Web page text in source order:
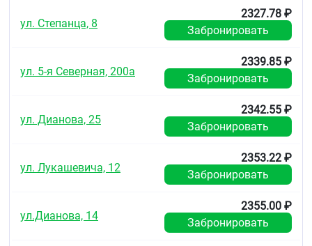
ул. Степанца, 8
2327.78 ₽
Забронировать
ул. 5-я Северная, 200а
2339.85 ₽
Забронировать
ул. Дианова, 25
2342.55 ₽
Забронировать
ул. Лукашевича, 12
2353.22 ₽
Забронировать
ул.Дианова, 14
2355.00 ₽
Забронировать